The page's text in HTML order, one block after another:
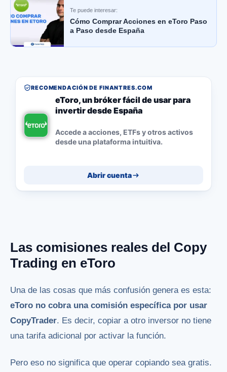
Te puede interesar:
Cómo Comprar Acciones en eToro Paso
a Paso desde España
RECOMENDACIÓN DE FINANTRES.COM
eToro, un bróker fácil de usar para
invertir desde España
Accede a acciones, ETFs y otros activos
desde una plataforma intuitiva.
Abrir cuenta
Las comisiones reales del Copy
Trading en eToro
Una de las cosas que más confusión genera es esta:
eToro no cobra una comisión específica por usar
CopyTrader. Es decir, copiar a otro inversor no tiene
una tarifa adicional por activar la función.
Pero eso no significa que operar copiando sea gratis.